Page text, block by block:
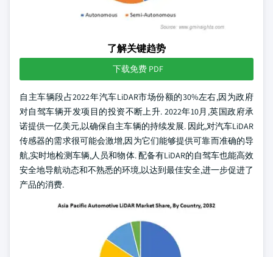
了解关键趋势
下载免费 PDF
自主车辆段占2022年汽车LiDAR市场份额的30%左右,因为政府
对自驾车辆开发项目的投资不断上升. 2022年10月,英国政府承
诺提供一亿美元,以确保自主车辆的持续发展. 因此,对汽车LiDAR
传感器的需求很可能会激增,因为它们能够提供可靠而准确的导
航,实时地检测车辆,人员和物体. 配备有LiDAR的自驾车也能高效
安全地导航动态和不熟悉的环境,以达到最佳安全,进一步促进了
产品的消费.